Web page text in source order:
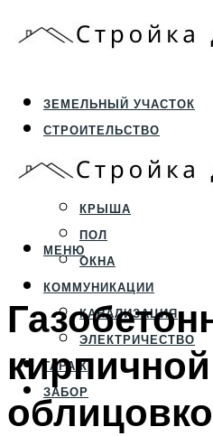
ЗЕМЕЛЬНЫЙ УЧАСТОК
СТРОИТЕЛЬСТВО
ФУНДАМЕНТ И
ПЕРЕКРЫТИЯ И
КРЫША
ПОЛ
ОКНА
КОММУНИКАЦИИ
КАНАЛИЗАЦИЯ
ЭЛЕКТРИЧЕСТВО
ГАРАЖ
ЗАБОР
МЕНЮ
кирпичной